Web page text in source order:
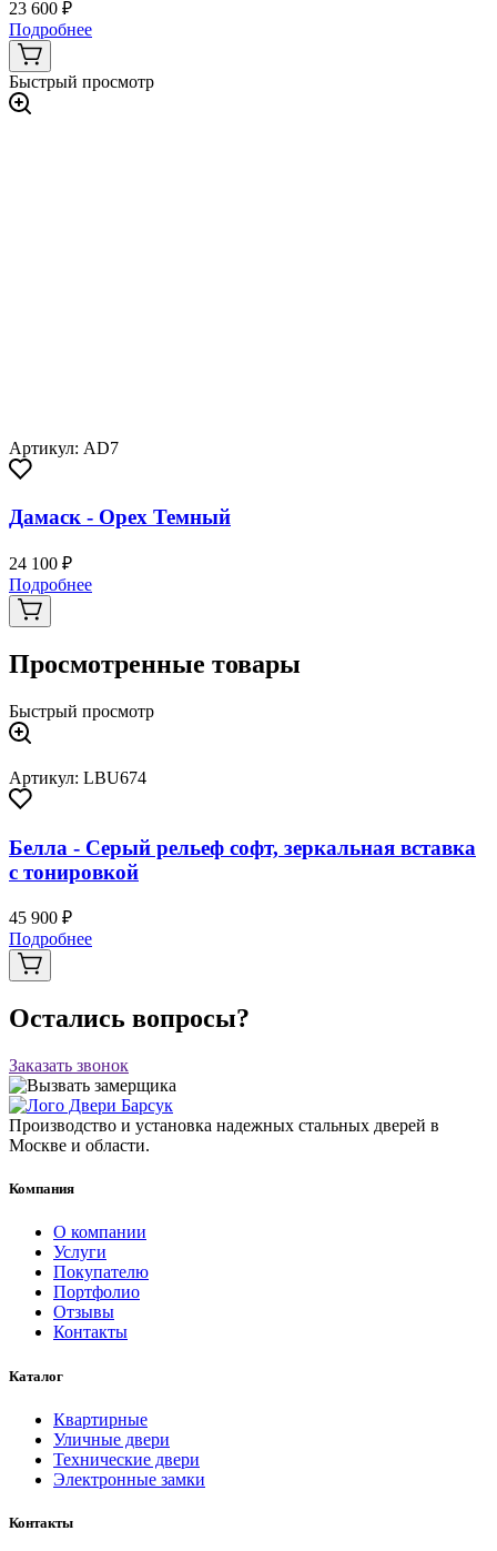
23 600 ₽
Подробнее
Быстрый просмотр
Артикул: AD7
Дамаск - Орех Темный
24 100 ₽
Подробнее
Просмотренные товары
Быстрый просмотр
Артикул: LBU674
Белла - Серый рельеф софт, зеркальная вставка
с тонировкой
45 900 ₽
Подробнее
Остались вопросы?
Заказать звонок
Производство и установка надежных стальных дверей в
Москве и области.
Компания
О компании
Услуги
Покупателю
Портфолио
Отзывы
Контакты
Каталог
Квартирные
Уличные двери
Технические двери
Электронные замки
Контакты